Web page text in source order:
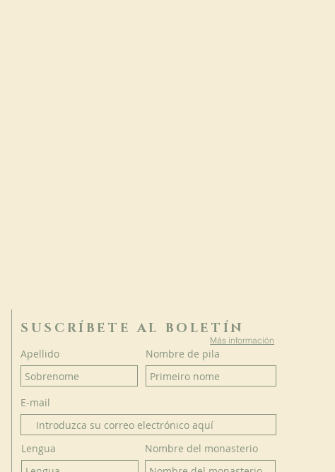
SUSCRÍBETE AL BOLETÍN
Más información
Apellido Nombre de pila
E-mail
Lengua Nombre del monasterio